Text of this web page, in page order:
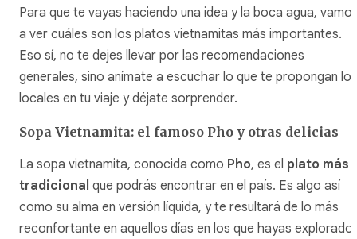
Para que te vayas haciendo una idea y la boca agua,
a ver cuáles son los platos vietnamitas más importantes.
Eso sí, no te dejes llevar por las recomendaciones
generales, sino anímate a escuchar lo que te propongan los
locales en tu viaje y déjate sorprender.
Sopa Vietnamita: el famoso Pho y otras delicias
La sopa vietnamita, conocida como Pho, es el plato más
tradicional que podrás encontrar en el país. Es algo así
como su alma en versión líquida, y te resultará de lo más
reconfortante en aquellos días en los que hayas explorado